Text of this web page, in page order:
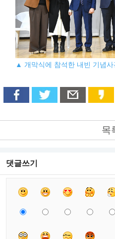
▲ 개막식에 참석한 내빈 기념사
목
댓글쓰기